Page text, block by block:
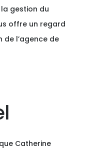
gestion du
offre un regard
de l’agence de
Catherine